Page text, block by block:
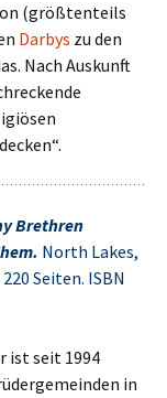
(größtenteils
Darbys zu den
Nach Auskunft
Brethren
North Lakes,
Seiten. ISBN
ist seit 1994
in